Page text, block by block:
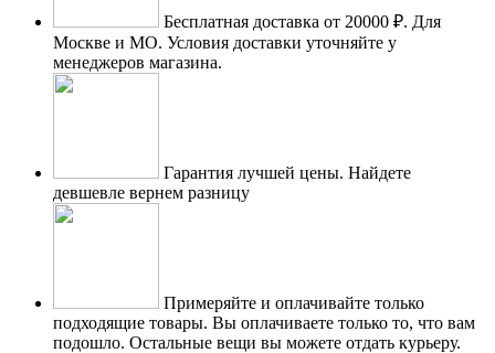
Бесплатная доставка от 20000 ₽. Для
Москве и МО. Условия доставки уточняйте у
менеджеров магазина.
Гарантия лучшей цены. Найдете
девшевле вернем разницу
Примеряйте и оплачивайте только
подходящие товары. Вы оплачиваете только то, что вам
подошло. Остальные вещи вы можете отдать курьеру.